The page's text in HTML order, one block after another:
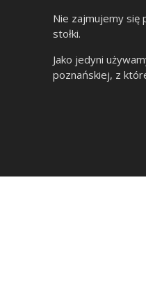
Nie zajmujemy się
stołki.
Jako jedyni
poznańskiej, z